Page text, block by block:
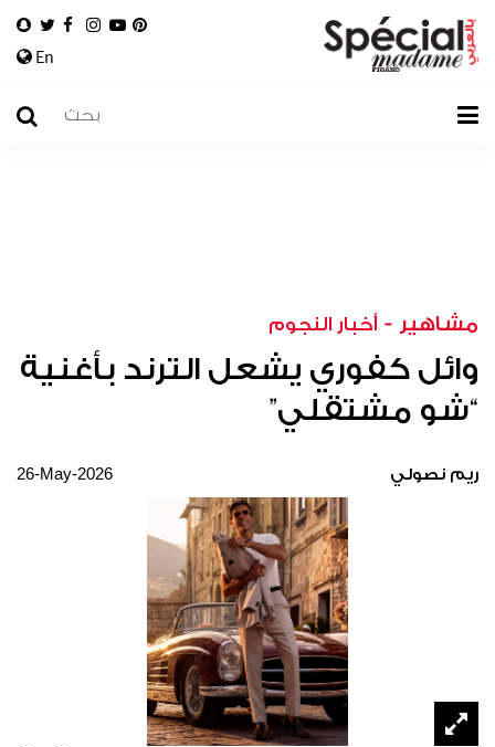
En
مشاهير - أخبار النجوم
وائل كفوري يشعل الترند بأغنية
“شو مشتقلي”
ريم نصولي 26-May-2026